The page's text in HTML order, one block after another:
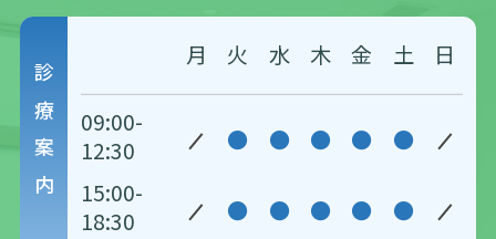
診療案内
月 火 水 木 金 土 日
09:00-
12:30
● ● ● ●
●
15:00-
18:30
● ● ● ● ●